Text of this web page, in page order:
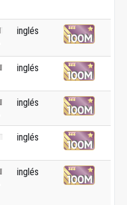
inglés
inglés
inglés
inglés
inglés